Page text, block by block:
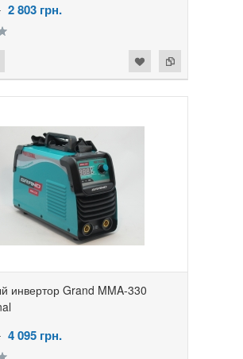
2 803 грн.
инвертор Grand MMA-330
4 095 грн.